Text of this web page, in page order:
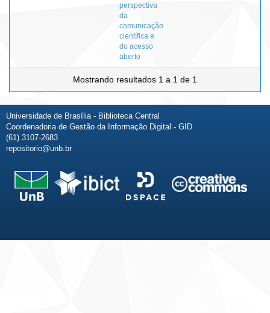
perspectiva
da
comunicação
científica e
do acesso
aberto
Mostrando resultados 1 a 1 de 1
Universidade de Brasília - Biblioteca Central
Coordenadoria de Gestão da Informação Digital - GID
(61) 3107-2683
repositorio@unb.br